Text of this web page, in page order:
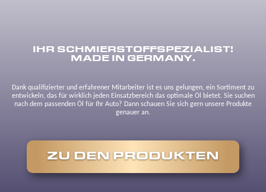
IHR SCHMIERSTOFFSPEZIALIST!
MADE IN GERMANY.
Dank qualifizierter und erfahrener Mitarbeiter ist es uns gelungen, ein Sortiment zu
entwickeln, das für wirklich jeden Einsatzbereich das optimale Öl bietet. Sie suchen
nach dem passenden Öl für Ihr Auto? Dann schauen Sie sich gern unsere Produkte
genauer an.
ZU DEN PRODUKTEN